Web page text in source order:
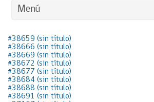
Menú
#38659 (sin título)
#38666 (sin título)
#38669 (sin título)
#38672 (sin título)
#38677 (sin título)
#38684 (sin título)
#38688 (sin título)
#38691 (sin título)